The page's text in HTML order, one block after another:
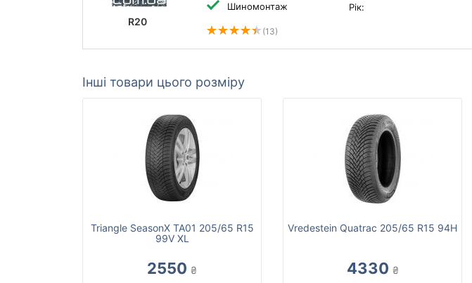
R20
Шиномонтаж
(13)
Рік:
Інші товари цього розміру
Triangle SeasonX TA01 205/65 R15
99V XL
2550 ₴
Vredestein Quatrac 205/65 R15 94H
4330 ₴